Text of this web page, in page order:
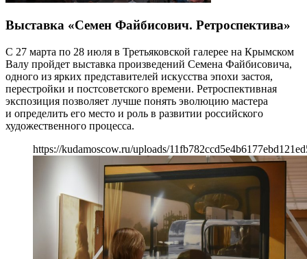
Выставка «Семен Файбисович. Ретроспектива»
С 27 марта по 28 июля в Третьяковской галерее на Крымском
Валу пройдет выставка произведений Семена Файбисовича,
одного из ярких представителей искусства эпохи застоя,
перестройки и постсоветского времени. Ретроспективная
экспозиция позволяет лучше понять эволюцию мастера
и определить его место и роль в развитии российского
художественного процесса.
https://kudamoscow.ru/uploads/